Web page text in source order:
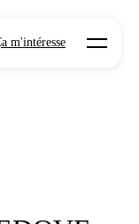
m'intéresse Open